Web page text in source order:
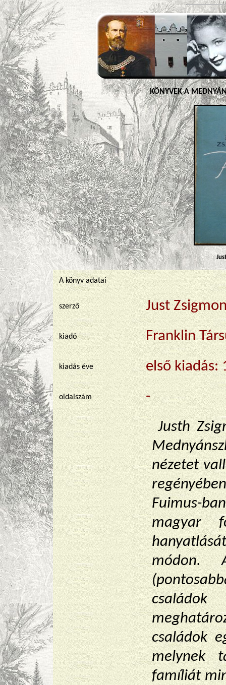
KÖNYVEK A
A könyv adatai
szerző Just
kiadó Franklin
kiadás éve első kiadás:
oldalszám
-
Justh
nézetet
Fuimus-
magyar
módon.
családok
melynek
famíliát